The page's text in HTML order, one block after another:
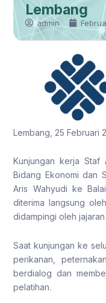
Lembang
admin
Lembang, 25 Februari
Kunjungan kerja Staf
Bidang Ekonomi dan
Aris Wahyudi ke
diterima langsung
didampingi oleh
Saat kunjungan ke
perikanan,
berdialog dan
pelatihan.